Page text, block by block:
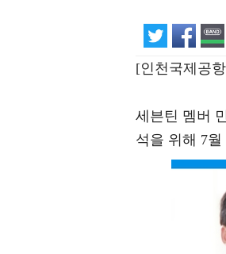
[인천국제공
세븐틴 멤버
석을 위해 7